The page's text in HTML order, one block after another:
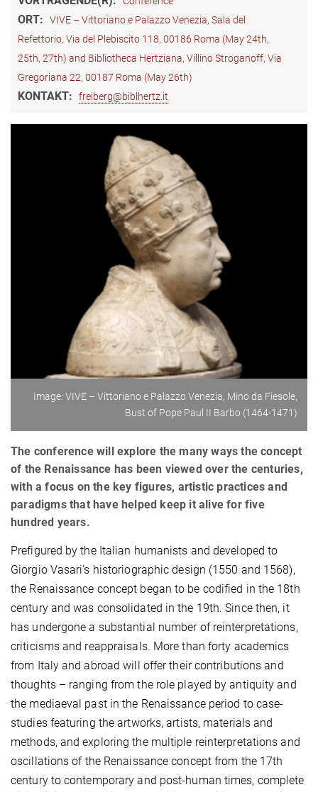
ORT:
VIVE – Vittoriano e Palazzo Venezia, Sala del
Refettorio, Via del Plebiscito 118, 00186 Roma (May 24th,
25th, 27th) and Bibliotheca Hertziana, Villino Stroganoff, Via
Gregoriana 22, 00187 Roma (May 26th)
KONTAKT: freiberg@biblhertz.it
Image: VIVE – Vittoriano e Palazzo Venezia, Mino da Fiesole,
Bust of Pope Paul II Barbo (1464-1471)
The conference will explore the many ways the concept
of the Renaissance has been viewed over the centuries,
with a focus on the key figures, artistic practices and
paradigms that have helped keep it alive for five
hundred years.
Prefigured by the Italian humanists and developed to
Giorgio Vasari's historiographic design (1550 and 1568),
the Renaissance concept began to be codified in the 18th
century and was consolidated in the 19th. Since then, it
has undergone a substantial number of reinterpretations,
criticisms and reappraisals. More than forty academics
from Italy and abroad will offer their contributions and
thoughts – ranging from the role played by antiquity and
the mediaeval past in the Renaissance period to case-
studies featuring the artworks, artists, materials and
methods, and exploring the multiple reinterpretations and
oscillations of the Renaissance concept from the 17th
century to contemporary and post-human times, complete